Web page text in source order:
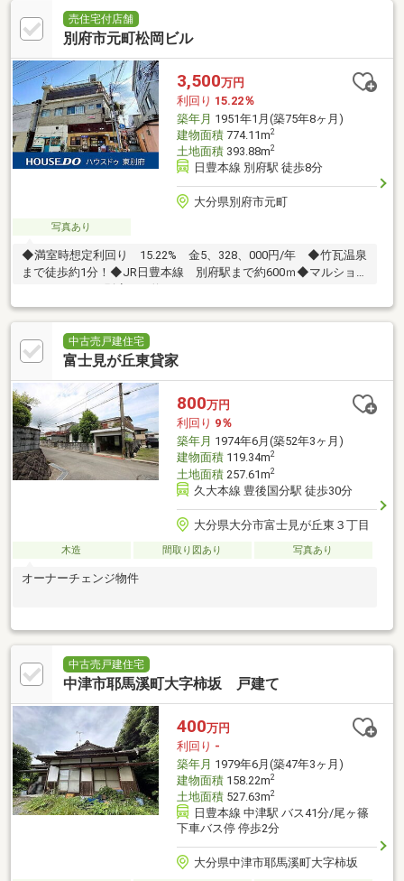
売住宅付店舗
別府市元町松岡ビル
3,500万円
利回り 15.22％
築年月 1951年1月(築75年8ヶ月)
建物面積774.11m2
土地面積393.88m2
日豊本線 別府駅 徒歩8分
大分県別府市元町
写真あり
◆満室時想定利回り 15.22% 金5、328、000円/年 ◆竹瓦温泉
まで徒歩約1分！◆JR日豊本線 別府駅まで約600ｍ◆マルショ
中古売戸建住宅
富士見が丘東貸家
800万円
利回り 9％
築年月 1974年6月(築52年3ヶ月)
建物面積119.34m2
土地面積257.61m2
久大本線 豊後国分駅 徒歩30分
大分県大分市富士見が丘東３丁目
木造 間取り図あり 写真あり
オーナーチェンジ物件
中古売戸建住宅
中津市耶馬溪町大字柿坂 戸建て
400万円
利回り -
築年月 1979年6月(築47年3ヶ月)
建物面積158.22m2
土地面積527.63m2
日豊本線 中津駅 バス41分/尾ヶ篠
下車バス停 停歩2分
大分県中津市耶馬溪町大字柿坂